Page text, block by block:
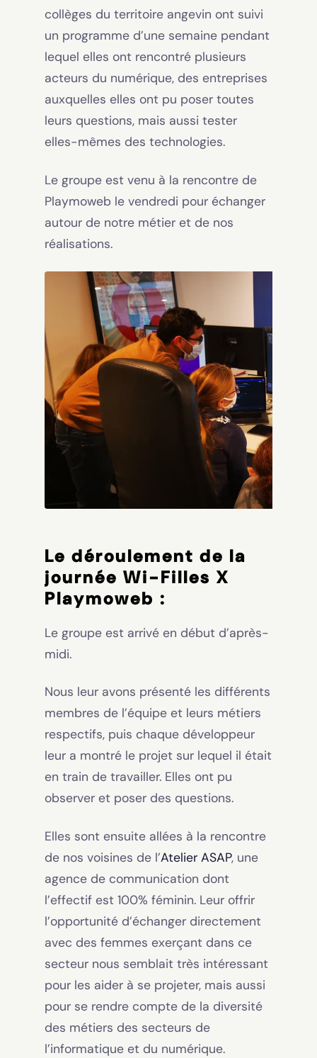
collèges du territoire angevin ont suivi
un programme d’une semaine pendant
lequel elles ont rencontré plusieurs
acteurs du numérique, des entreprises
auxquelles elles ont pu poser toutes
leurs questions, mais aussi tester
elles-mêmes des technologies.
Le groupe est venu à la rencontre de
Playmoweb le vendredi pour échanger
autour de notre métier et de nos
réalisations.
Le déroulement de la
journée Wi-Filles X
Playmoweb :
Le groupe est arrivé en début d’après-
midi.
Nous leur avons présenté les différents
membres de l’équipe et leurs métiers
respectifs, puis chaque développeur
leur a montré le projet sur lequel il était
en train de travailler. Elles ont pu
observer et poser des questions.
Elles sont ensuite allées à la rencontre
de nos voisines de l’Atelier ASAP, une
agence de communication dont
l’effectif est 100% féminin. Leur offrir
l’opportunité d’échanger directement
avec des femmes exerçant dans ce
secteur nous semblait très intéressant
pour les aider à se projeter, mais aussi
pour se rendre compte de la diversité
des métiers des secteurs de
l’informatique et du numérique.